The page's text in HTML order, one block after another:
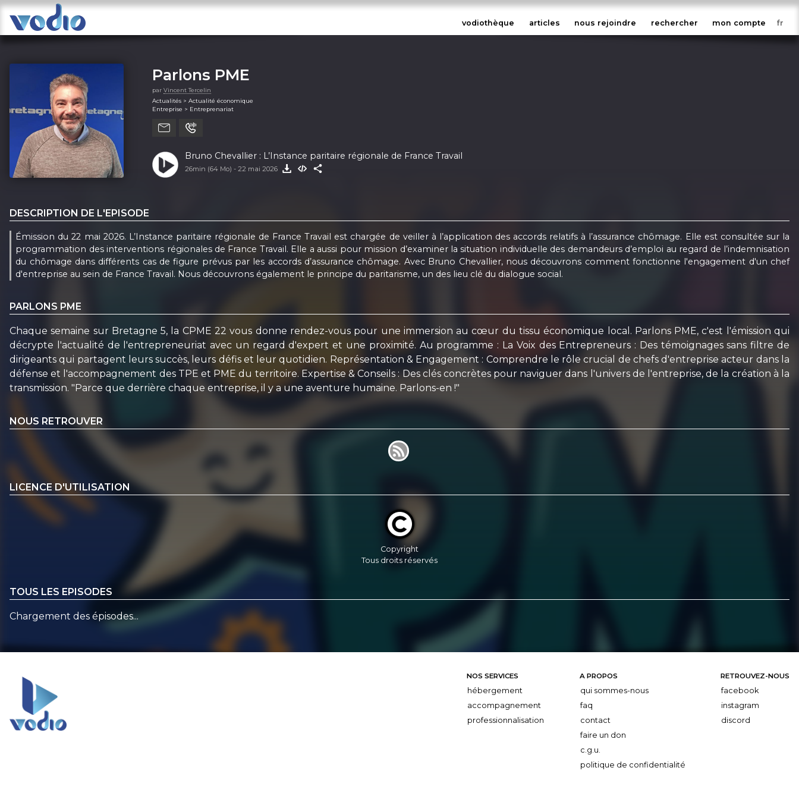
vodiothèque articles nous rejoindre rechercher mon compte
Parlons PME
par Vincent Tercelin
Actualités > Actualité économique
Entreprise > Entreprenariat
Bruno Chevallier : L’Instance paritaire régionale de France Travail
26min (64 Mo) - 22 mai 2026
DESCRIPTION DE L'EPISODE
Émission du 22 mai 2026. L’Instance paritaire régionale de France Travail est chargée de veiller à l’application des accords relatifs à l’assurance chômage. Elle est consultée sur la
programmation des interventions régionales de France Travail. Elle a aussi pour mission d’examiner la situation individuelle des demandeurs d’emploi au regard de l’indemnisation
du chômage dans différents cas de figure prévus par les accords d’assurance chômage. Avec Bruno Chevallier, nous découvrons comment fonctionne l'engagement d'un chef
d'entreprise au sein de France Travail. Nous découvrons également le principe du paritarisme, un des lieu clé du dialogue social.
PARLONS PME
Chaque semaine sur Bretagne 5, la CPME 22 vous donne rendez-vous pour une immersion au cœur du tissu économique local. Parlons PME, c'est l'émission qui
décrypte l'actualité de l'entrepreneuriat avec un regard d'expert et une proximité. Au programme : La Voix des Entrepreneurs : Des témoignages sans filtre de
dirigeants qui partagent leurs succès, leurs défis et leur quotidien. Représentation & Engagement : Comprendre le rôle crucial de chefs d'entreprise acteur dans la
défense et l'accompagnement des TPE et PME du territoire. Expertise & Conseils : Des clés concrètes pour naviguer dans l'univers de l'entreprise, de la création à la
transmission. "Parce que derrière chaque entreprise, il y a une aventure humaine. Parlons-en !"
NOUS RETROUVER
LICENCE D'UTILISATION
Copyright
Tous droits réservés
TOUS LES EPISODES
Chargement des épisodes...
NOS SERVICES
hébergement
accompagnement
professionnalisation
A PROPOS
qui sommes-nous
faq
contact
faire un don
c.g.u.
politique de confidentialité
RETROUVEZ-NOUS
facebook
instagram
discord